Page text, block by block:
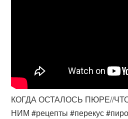
КОГДА ОСТАЛОСЬ ПЮРЕ//
НИМ #рецепты #перекус